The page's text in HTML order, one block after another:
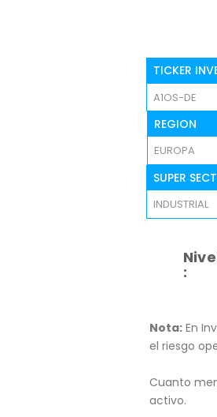
TICKER
A1OS-DE
REGION
EUROPA
SUPER
INDUSTRIAL
:
Nota: En
el riesgo
Cuanto
activo.